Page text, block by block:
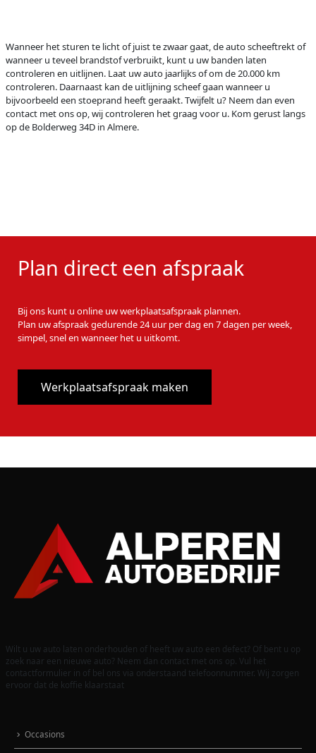
Wanneer het sturen te licht of juist te zwaar gaat, de auto scheeftrekt of
wanneer u teveel brandstof verbruikt, kunt u uw banden laten
controleren en uitlijnen. Laat uw auto jaarlijks of om de 20.000 km
controleren. Daarnaast kan de uitlijning scheef gaan wanneer u
bijvoorbeeld een stoeprand heeft geraakt. Twijfelt u? Neem dan even
contact met ons op, wij controleren het graag voor u. Kom gerust langs
op de Bolderweg 34D in Almere.
Plan direct een afspraak
Bij ons kunt u online uw werkplaatsafspraak plannen.
Plan uw afspraak gedurende 24 uur per dag en 7 dagen per week,
simpel, snel en wanneer het u uitkomt.
Werkplaatsafspraak maken
Wilt u uw auto laten onderhouden of heeft uw auto een defect? Of bent u op
zoek naar een nieuwe auto? Neem dan contact met ons op. Vul het
contactformulier in of bel ons via onderstaand telefoonnummer. Wij zorgen
ervoor dat de koffie klaarstaat
Occasions